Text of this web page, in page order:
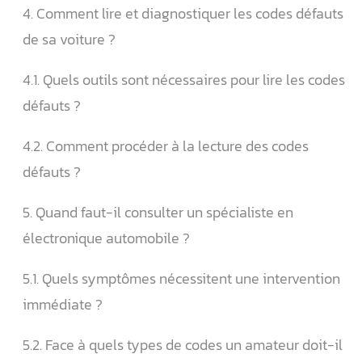
4. Comment lire et diagnostiquer les codes défauts
de sa voiture ?
4.1. Quels outils sont nécessaires pour lire les codes
défauts ?
4.2. Comment procéder à la lecture des codes
défauts ?
5. Quand faut-il consulter un spécialiste en
électronique automobile ?
5.1. Quels symptômes nécessitent une intervention
immédiate ?
5.2. Face à quels types de codes un amateur doit-il